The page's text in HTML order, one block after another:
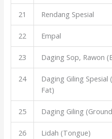
21 Rendang Spesial
22 Empal
23 Daging Sop, Rawon
24
Daging Giling
Fat)
25 Daging Giling
26 Lidah (Tongue)